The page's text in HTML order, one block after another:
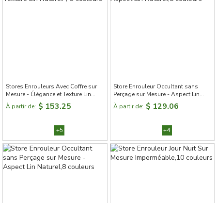
Stores Enrouleurs Avec Coffre sur
Mesure - Élégance et Texture Lin
Naturel，9 couleurs
À partir de: $ 153.25
+5
Store Enrouleur Occultant sans
Perçage sur Mesure - Aspect Lin
Naturel,8 couleurs
À partir de: $ 129.06
+4